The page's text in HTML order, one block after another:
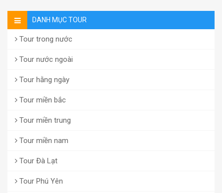
DANH MỤC TOUR
Tour trong nước
Tour nước ngoài
Tour hằng ngày
Tour miền bắc
Tour miền trung
Tour miền nam
Tour Đà Lạt
Tour Phú Yên